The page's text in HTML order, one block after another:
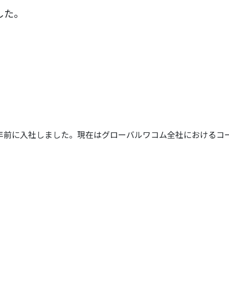
。
社しました。現在はグローバルワコム全社にお